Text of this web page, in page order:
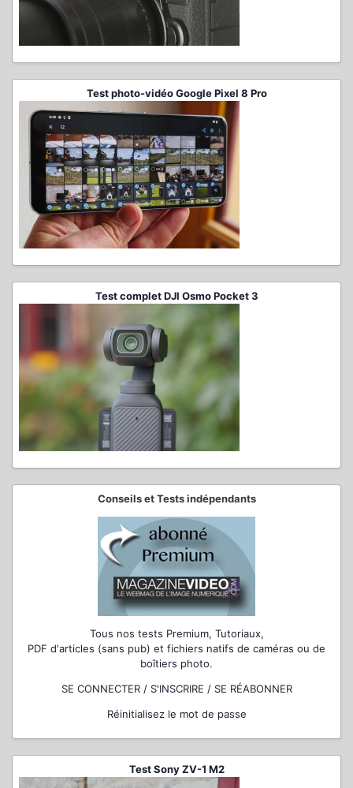
Test photo-vidéo Google Pixel 8 Pro
Test complet DJI Osmo Pocket 3
Conseils et Tests indépendants
Tous nos tests Premium, Tutoriaux,
PDF d'articles (sans pub) et fichiers natifs de caméras ou de
boîtiers photo.
SE CONNECTER / S'INSCRIRE / SE RÉABONNER
Réinitialisez le mot de passe
Test Sony ZV-1 M2